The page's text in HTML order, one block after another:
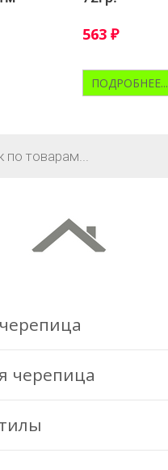
563 ₽
ПОДРОБНЕЕ...
черепица